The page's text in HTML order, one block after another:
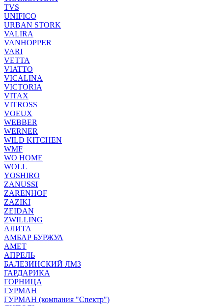
TVS
UNIFICO
URBAN STORK
VALIRA
VANHOPPER
VARI
VETTA
VIATTO
VICALINA
VICTORIA
VITAX
VITROSS
VOEUX
WEBBER
WERNER
WILD KITCHEN
WMF
WO HOME
WOLL
YOSHIRO
ZANUSSI
ZARENHOF
ZAZIKI
ZEIDAN
ZWILLING
АЛИТА
АМБАР БУРЖУА
АМЕТ
АПРЕЛЬ
БАЛЕЗИНСКИЙ ЛМЗ
ГАРДАРИКА
ГОРНИЦА
ГУРМАН
ГУРМАН (компания "Спектр")